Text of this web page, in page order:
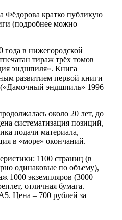
Фёдорова кратко публикую
(подробнее можно
года в нижегородской
тираж трёх томов
эндшпиля». Книга
развитием первой книги
эндшпиль» 1996
около 20 лет, до
систематизация позиций,
подачи материала,
в «море» окончаний.
1100 страниц (в
одинаковые по объему),
1000 экземпляров (3000
отличная бумага.
Цена – 700 рублей за